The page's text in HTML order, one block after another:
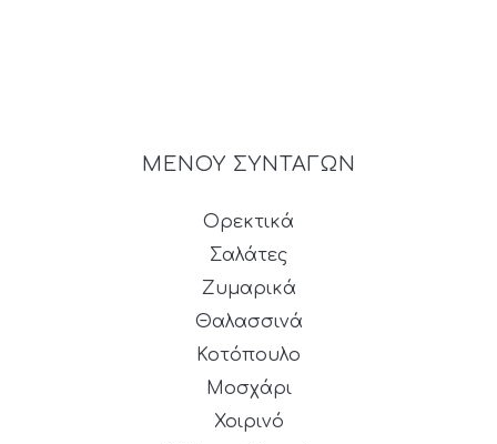
ΜΕΝΟΥ ΣΥΝΤΑΓΩΝ
Ορεκτικά
Σαλάτες
Ζυμαρικά
Θαλασσινά
Κοτόπουλο
Μοσχάρι
Χοιρινό